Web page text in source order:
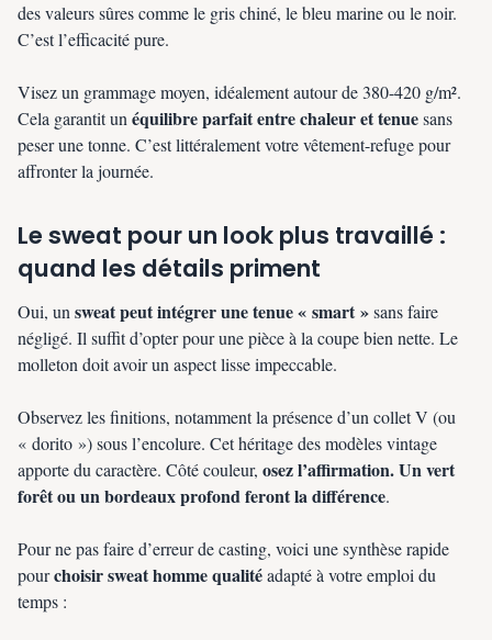
des valeurs sûres comme le gris chiné, le bleu marine ou le noir.
C’est l’efficacité pure.
Visez un grammage moyen, idéalement autour de 380-420 g/m².
Cela garantit un équilibre parfait entre chaleur et tenuesans
peser une tonne. C’est littéralement votre vêtement-refuge pour
affronter la journée.
Le sweat pour un look plus travaillé :
quand les détails priment
Oui, un sweat peut intégrer une tenue « smart »sans faire
négligé. Il suffit d’opter pour une pièce à la coupe bien nette. Le
molleton doit avoir un aspect lisse impeccable.
Observez les finitions, notamment la présence d’un collet V (ou
« dorito ») sous l’encolure. Cet héritage des modèles vintage
apporte du caractère. Côté couleur, osez l’affirmation. Un vert
forêt ou un bordeaux profond feront la différence.
Pour ne pas faire d’erreur de casting, voici une synthèse rapide
pourchoisir sweat homme qualitéadapté à votre emploi du
temps :